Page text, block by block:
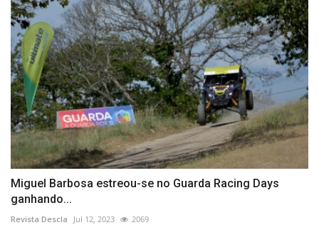
Miguel Barbosa estreou-se no Guarda Racing Days
ganhando...
Revista Descla Jul 12, 2023 2069